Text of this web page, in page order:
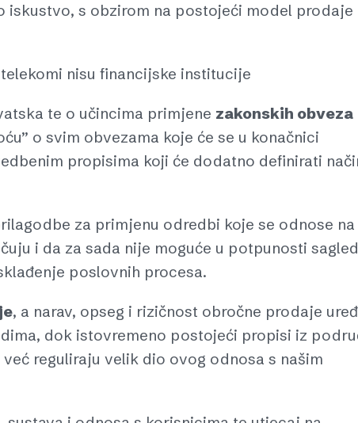
iskustvo, s obzirom na postojeći model prodaje
nisu financijske institucije
te o učincima primjene zakonskih obveza
o svim obvezama koje će se u konačnici
propisima koji će dodatno definirati
za primjenu odredbi koje se odnose na
i da za sada nije moguće u potpunosti
poslovnih procesa.
, a narav, opseg i rizičnost obročne prodaje
dok istovremeno postojeći propisi iz
reguliraju velik dio ovog odnosa s našim